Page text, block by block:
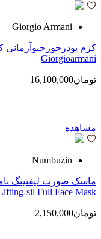
Giorgio Armani
Giorgioarmani
تومان16,100,000
مشاهده
Numbuzin
sil Full Face Mask
تومان2,150,000